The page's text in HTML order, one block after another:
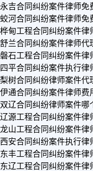
永吉合同纠纷案件律师免
蛟河合同纠纷案件律师免
桦甸工程合同纠纷案件律
舒兰合同纠纷案件律师代
磐石工程合同纠纷案件律
四平合同纠纷案件执行律
梨树合同纠纷律师案件代
伊通合同纠纷案件律师费
双辽合同纠纷律师案件哪
辽源工程合同纠纷案件律
龙山工程合同纠纷案件律
西安合同纠纷案件执行律
东丰工程合同纠纷案件律
东辽工程合同纠纷案件律